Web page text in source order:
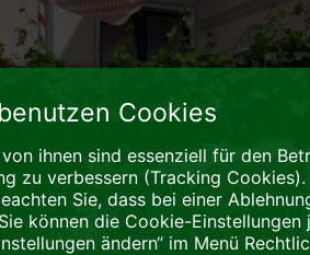
Cookies
ihnen sind essenziell für den
zu verbessern (Tracking
Sie, dass bei einer
können die Cookie-
ändern“ im Menü